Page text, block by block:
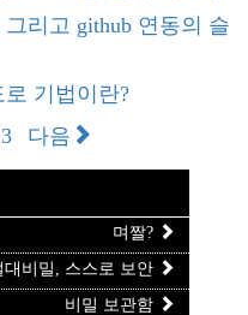
그리고 github 연동의 슬
기법이란?
3 다음
며짤?
대비밀, 스스로 보안
비밀 보관함